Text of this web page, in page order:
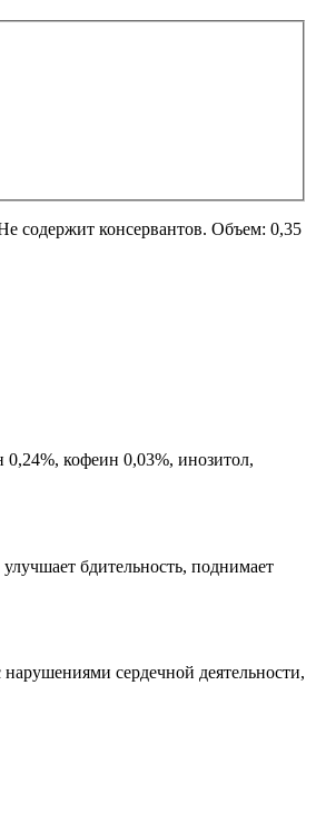
содержит консервантов. Объем: 0,35
0,24%, кофеин 0,03%, инозитол,
бдительность, поднимает
сердечной деятельности,